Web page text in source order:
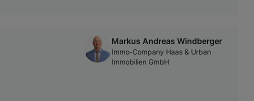
Markus Andreas Windberger
Immo-Company Haas & Urban
Immobilien GmbH